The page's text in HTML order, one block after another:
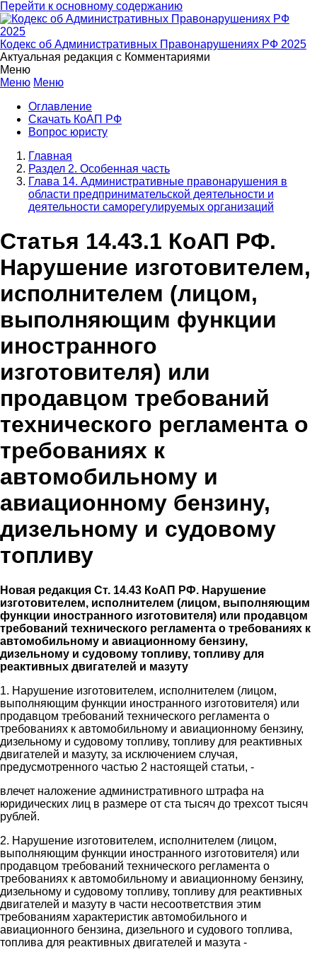
Перейти к основному содержанию
Кодекс об Административных Правонарушениях РФ 2025
Актуальная редакция с Комментариями
Меню
Меню Меню
Оглавление
Скачать КоАП РФ
Вопрос юристу
Главная
Раздел 2. Особенная часть
Глава 14. Административные правонарушения в
области предпринимательской деятельности и
деятельности саморегулируемых организаций
Статья 14.43.1 КоАП РФ.
Нарушение изготовителем,
исполнителем (лицом,
выполняющим функции
иностранного
изготовителя) или
продавцом требований
технического регламента о
требованиях к
автомобильному и
авиационному бензину,
дизельному и судовому
топливу
Новая редакция Ст. 14.43 КоАП РФ. Нарушение
изготовителем, исполнителем (лицом, выполняющим
функции иностранного изготовителя) или продавцом
требований технического регламента о требованиях к
автомобильному и авиационному бензину,
дизельному и судовому топливу, топливу для
реактивных двигателей и мазуту
1. Нарушение изготовителем, исполнителем (лицом,
выполняющим функции иностранного изготовителя) или
продавцом требований технического регламента о
требованиях к автомобильному и авиационному бензину,
дизельному и судовому топливу, топливу для реактивных
двигателей и мазуту, за исключением случая,
предусмотренного частью 2 настоящей статьи, -
влечет наложение административного штрафа на
юридических лиц в размере от ста тысяч до трехсот тысяч
рублей.
2. Нарушение изготовителем, исполнителем (лицом,
выполняющим функции иностранного изготовителя) или
продавцом требований технического регламента о
требованиях к автомобильному и авиационному бензину,
дизельному и судовому топливу, топливу для реактивных
двигателей и мазуту в части несоответствия этим
требованиям характеристик автомобильного и
авиационного бензина, дизельного и судового топлива,
топлива для реактивных двигателей и мазута -